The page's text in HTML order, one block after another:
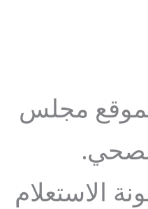
مجلس
الاستعلام